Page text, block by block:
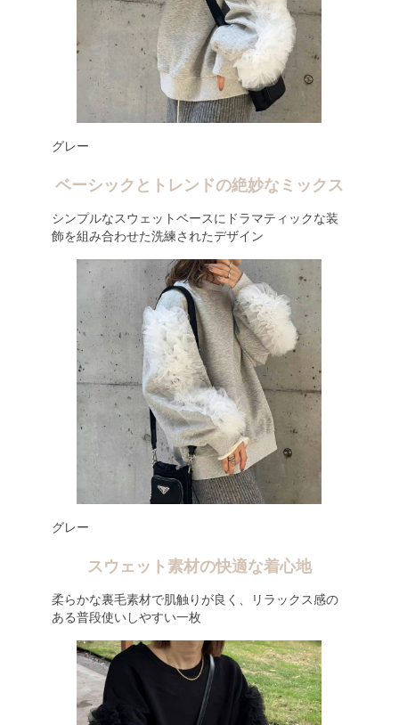
グレー
ベーシックとトレンドの絶妙なミックス
シンプルなスウェットベースにドラマティックな装
飾を組み合わせた洗練されたデザイン
グレー
スウェット素材の快適な着心地
柔らかな裏毛素材で肌触りが良く、リラックス感の
ある普段使いしやすい一枚